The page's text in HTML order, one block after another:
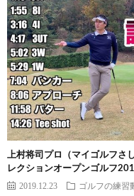
上村将司プロ（マイゴルフさ
レクションオープンゴルフ
2019.12.23 ゴルフの練習